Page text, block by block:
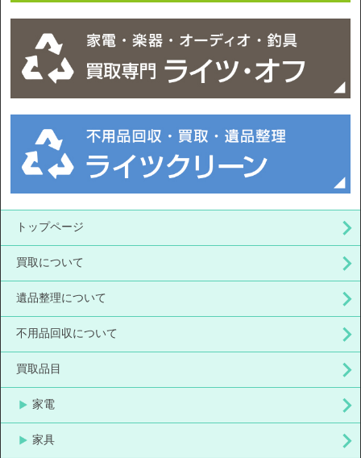
トップページ
買取について
遺品整理について
不用品回収について
買取品目
家電
家具